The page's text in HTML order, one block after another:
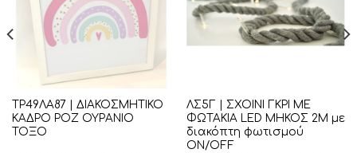
ΤΡ49ΛΑ87 | ΔΙΑΚΟΣΜΗΤΙΚΟ
ΚΑΔΡΟ ΡΟΖ ΟΥΡΑΝΙΟ
ΤΟΞΟ
ΛΣ5Γ | ΣΧΟΙΝΙ ΓΚΡΙ ΜΕ
ΦΩΤΑΚΙΑ LED ΜΗΚΟΣ 2Μ με
διακόπτη φωτισμού
ON/OFF